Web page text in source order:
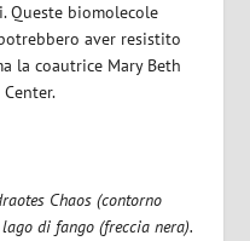
Queste biomolecole
aver resistito
la coautrice Mary Beth
Chaos (contorno
di fango (freccia nera).